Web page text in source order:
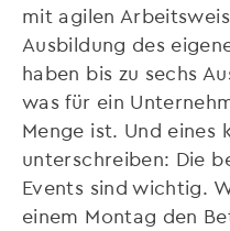
mit agilen
Ausbildung des
haben bis zu sechs
was für ein
Menge ist. Und eines
unterschreiben: Die
Events sind wichtig.
einem Montag den